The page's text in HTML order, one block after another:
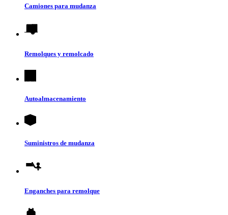
Camiones para mudanza
Remolques y remolcado
Autoalmacenamiento
Suministros de mudanza
Enganches para remolque